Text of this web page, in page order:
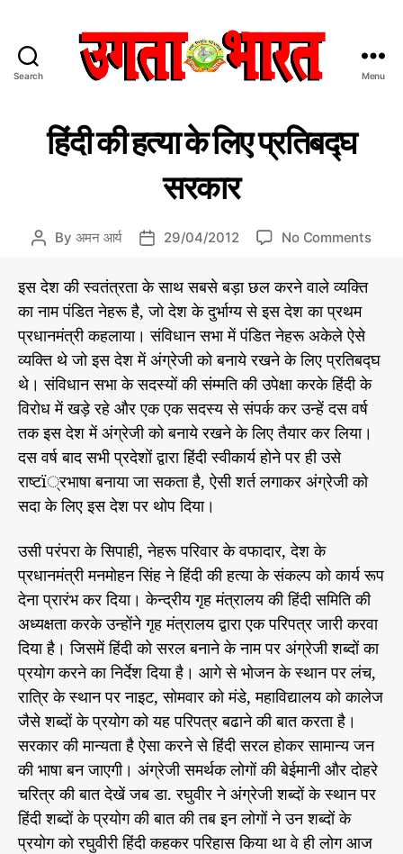
Search
ता
भा
त
हिं
दी
मा
चा
र
प
त्र
Menu
e
s
हिंदी की हत्या के लिए प्रतिबद्घ
सरकार
P
s
a
u
t
h
r
By अमन आर्य
P
s
t
d
a
t
e
29/04/2012 No Commentso
त्या
के
र
इस देश की स्वतंत्रता के साथ सबसे बड़ा छल करने वाले व्यक्ति
का नाम पंडित नेहरू है, जो देश के दुर्भाग्य से इस देश का प्रथम
प्रधानमंत्री कहलाया। संविधान सभा में पंडित नेहरू अकेले ऐसे
व्यक्ति थे जो इस देश में अंग्रेजी को बनाये रखने के लिए प्रतिबद्घ
थे। संविधान सभा के सदस्यों की संम्मति की उपेक्षा करके हिंदी के
विरोध में खड़े रहे और एक एक सदस्य से संपर्क कर उन्हें दस वर्ष
तक इस देश में अंग्रेजी को बनाये रखने के लिए तैयार कर लिया।
दस वर्ष बाद सभी प्रदेशों द्वारा हिंदी स्वीकार्य होने पर ही उसे
राष्टï्रभाषा बनाया जा सकता है, ऐसी शर्त लगाकर अंग्रेजी को
सदा के लिए इस देश पर थोप दिया।
उसी परंपरा के सिपाही, नेहरू परिवार के वफादार, देश के
प्रधानमंत्री मनमोहन सिंह ने हिंदी की हत्या के संकल्प को कार्य रूप
देना प्रारंभ कर दिया। केन्द्रीय गृह मंत्रालय की हिंदी समिति की
अध्यक्षता करके उन्होंने गृह मंत्रालय द्वारा एक परिपत्र जारी करवा
दिया है। जिसमें हिंदी को सरल बनाने के नाम पर अंग्रेजी शब्दों का
प्रयोग करने का निर्देश दिया है। आगे से भोजन के स्थान पर लंच,
रात्रि के स्थान पर नाइट, सोमवार को मंडे, महाविद्यालय को कालेज
जैसे शब्दों के प्रयोग को यह परिपत्र बढाने की बात करता है।
सरकार की मान्यता है ऐसा करने से हिंदी सरल होकर सामान्य जन
की भाषा बन जाएगी। अंग्रेजी समर्थक लोगों की बेईमानी और दोहरे
चरित्र की बात देखें जब डा. रघुवीर ने अंग्रेजी शब्दों के स्थान पर
हिंदी शब्दों के प्रयोग की बात की तब इन लोगों ने उन शब्दों के
प्रयोग को रघुवीरी हिंदी कहकर परिहास किया था वे ही लोग आज